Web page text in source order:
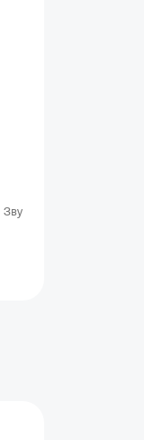
Звукоизоляция